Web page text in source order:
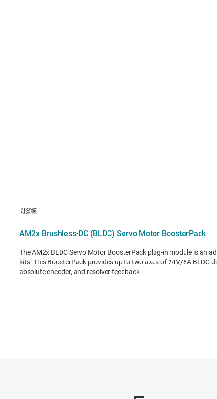
開發板
AM2x Brushless-DC (BLDC) Servo Motor BoosterPack
The AM2x BLDC Servo Motor BoosterPack plug-in module is an
kits. This BoosterPack provides up to two axes of 24V/8A BLDC
absolute encoder, and resolver feedback.